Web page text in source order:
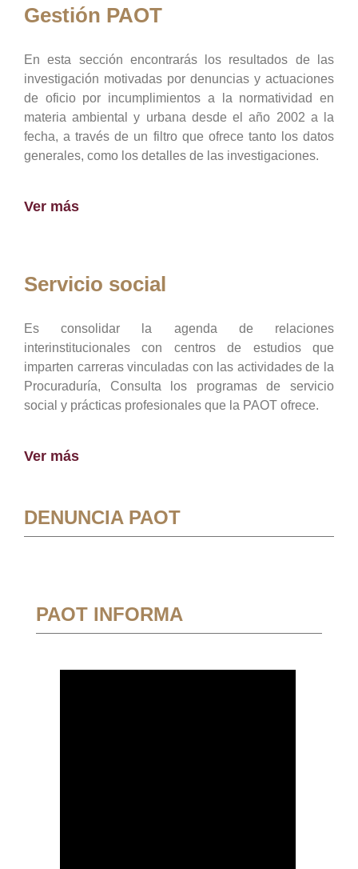
Gestión PAOT
En esta sección encontrarás los resultados de las
investigación motivadas por denuncias y actuaciones
de oficio por incumplimientos a la normatividad en
materia ambiental y urbana desde el año 2002 a la
fecha, a través de un filtro que ofrece tanto los datos
generales, como los detalles de las investigaciones.
Ver más
Servicio social
Es consolidar la agenda de relaciones
interinstitucionales con centros de estudios que
imparten carreras vinculadas con las actividades de la
Procuraduría, Consulta los programas de servicio
social y prácticas profesionales que la PAOT ofrece.
Ver más
DENUNCIA PAOT
PAOT INFORMA